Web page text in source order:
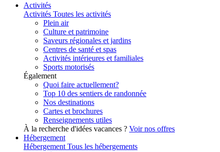
Activités
Activités Toutes les activités
Plein air
Culture et patrimoine
Saveurs régionales et jardins
Centres de santé et spas
Activités intérieures et familiales
Sports motorisés
Également
Quoi faire actuellement?
Top 10 des sentiers de randonnée
Nos destinations
Cartes et brochures
Renseignements utiles
À la recherche d'idées vacances ? Voir nos offres
Hébergement
Hébergement Tous les hébergements